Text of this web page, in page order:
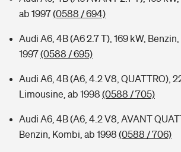
ab 1997(0588 / 694)
Audi A6, 4B (A6 2.7 T), 169 kW,
1997(0588 / 695)
Audi A6, 4B (A6, 4.2 V8, QUATTRO),
Limousine, ab 1998 (0588 / 705)
Audi A6, 4B (A6, 4.2 V8, AVANT
Benzin, Kombi, ab 1998 (0588 / 706)